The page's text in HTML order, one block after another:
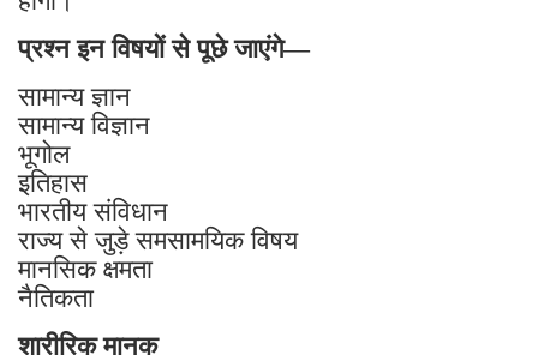
प्रश्न इन विषयों से पूछे जाएंगे—
सामान्य विज्ञान
भूगोल
इतिहास
भारतीय संविधान
राज्य से जुड़े समसामयिक विषय
मानसिक क्षमता
नैतिकता
शारीरिक मानक